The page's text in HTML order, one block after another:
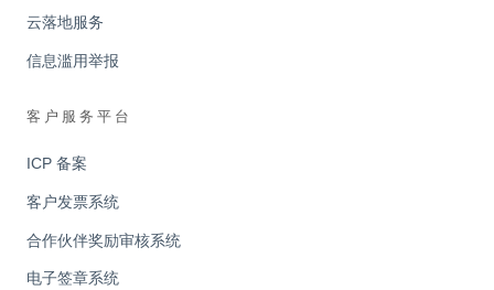
云落地服务
信息滥用举报
客户服务平台
ICP 备案
客户发票系统
合作伙伴奖励审核系统
电子签章系统